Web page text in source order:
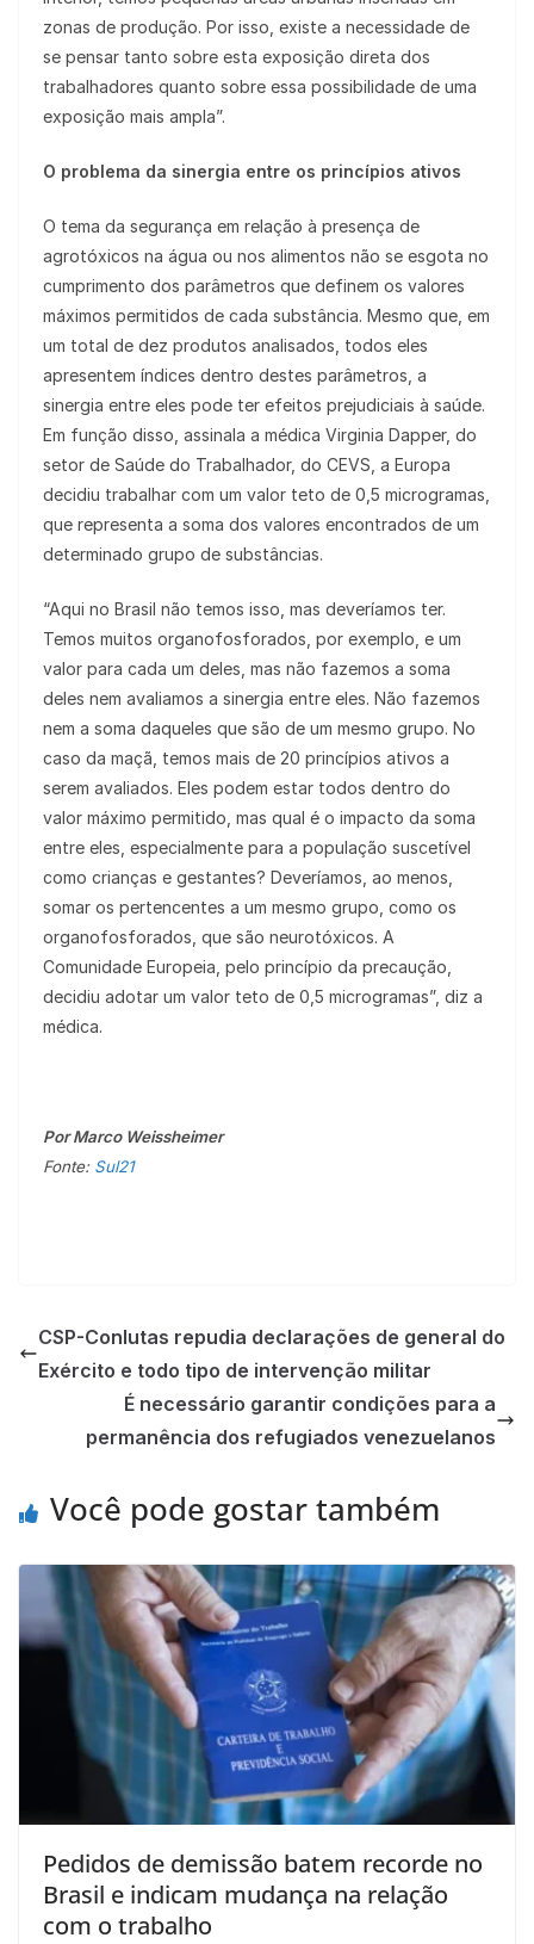
zonas de produção. Por isso, existe a necessidade de
se pensar tanto sobre esta exposição direta dos
trabalhadores quanto sobre essa possibilidade de uma
exposição mais ampla”.
O problema da sinergia entre os princípios ativos
O tema da segurança em relação à presença de
agrotóxicos na água ou nos alimentos não se esgota no
cumprimento dos parâmetros que definem os valores
máximos permitidos de cada substância. Mesmo que, em
um total de dez produtos analisados, todos eles
apresentem índices dentro destes parâmetros, a
sinergia entre eles pode ter efeitos prejudiciais à saúde.
Em função disso, assinala a médica Virginia Dapper, do
setor de Saúde do Trabalhador, do CEVS, a Europa
decidiu trabalhar com um valor teto de 0,5 microgramas,
que representa a soma dos valores encontrados de um
determinado grupo de substâncias.
“Aqui no Brasil não temos isso, mas deveríamos ter.
Temos muitos organofosforados, por exemplo, e um
valor para cada um deles, mas não fazemos a soma
deles nem avaliamos a sinergia entre eles. Não fazemos
nem a soma daqueles que são de um mesmo grupo. No
caso da maçã, temos mais de 20 princípios ativos a
serem avaliados. Eles podem estar todos dentro do
valor máximo permitido, mas qual é o impacto da soma
entre eles, especialmente para a população suscetível
como crianças e gestantes? Deveríamos, ao menos,
somar os pertencentes a um mesmo grupo, como os
organofosforados, que são neurotóxicos. A
Comunidade Europeia, pelo princípio da precaução,
decidiu adotar um valor teto de 0,5 microgramas”, diz a
médica.
Por Marco Weissheimer
Fonte: Sul21
CSP-Conlutas repudia declarações de general do
Exército e todo tipo de intervenção militar
É necessário garantir condições para a
permanência dos refugiados venezuelanos
Você pode gostar também
Pedidos de demissão batem recorde no
Brasil e indicam mudança na relação
com o trabalho